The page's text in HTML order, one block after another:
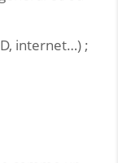
internet…) ;